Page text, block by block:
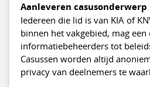
Aanleveren casusonderwerp
Iedereen die lid is van KIA of
binnen het vakgebied, mag een
informatiebeheerders tot
Casussen worden altijd
privacy van deelnemers te